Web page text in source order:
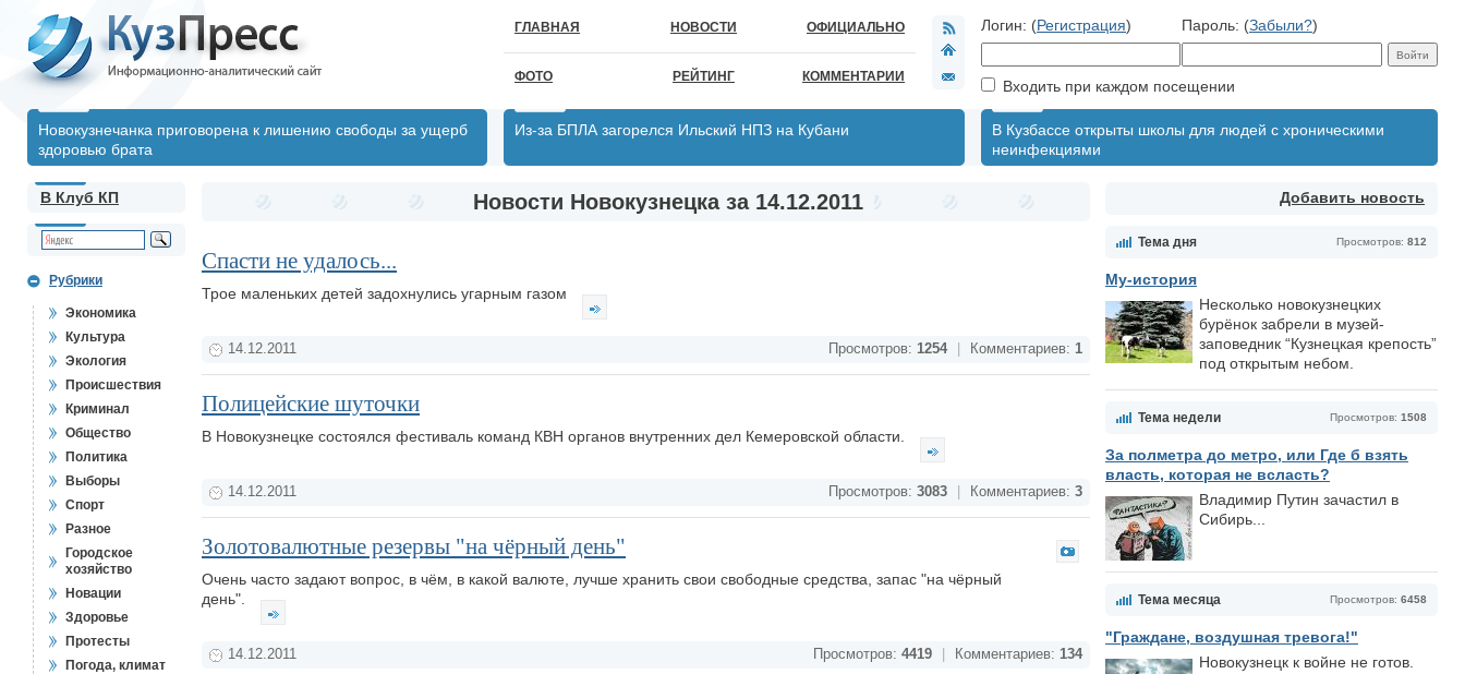
ГЛАВНАЯ НОВОСТИ ОФИЦИАЛЬНО
ФОТО РЕЙТИНГ КОММЕНТАРИИ
Логин: (Регистрация) Пароль: (Забыли?)
Входить при каждом посещении
Новокузнечанка приговорена к лишению свободы за ущерб
здоровью брата
Из-за БПЛА загорелся Ильский НПЗ на Кубани
В Кузбассе открыты школы для людей с хроническими
неинфекциями
Добавить новость
Просмотров: 812
Тема дня
Му-история
Несколько новокузнецких
бурёнок забрели в музей-
заповедник “Кузнецкая крепость”
под открытым небом.
Просмотров: 1508
Тема недели
За полметра до метро, или Где б взять
власть, которая не всласть?
Владимир Путин зачастил в
Сибирь...
Просмотров: 6458
Тема месяца
"Граждане, воздушная тревога!"
Новокузнецк к войне не готов.
В Клуб КП
Рубрики
Экономика
Культура
Экология
Происшествия
Криминал
Общество
Политика
Выборы
Спорт
Разное
Городское
хозяйство
Новации
Здоровье
Протесты
Погода, климат
Новости Новокузнецка за 14.12.2011
Спасти не удалось...
Трое маленьких детей задохнулись угарным газом
14.12.2011 Просмотров: 1254 Комментариев: 1
Полицейские шуточки
В Новокузнецке состоялся фестиваль команд КВН органов внутренних дел Кемеровской области.
14.12.2011 Просмотров: 3083 Комментариев: 3
Золотовалютные резервы "на чёрный день"
Очень часто задают вопрос, в чём, в какой валюте, лучше хранить свои свободные средства, запас "на чёрный
день".
14.12.2011 Просмотров: 4419 Комментариев: 134